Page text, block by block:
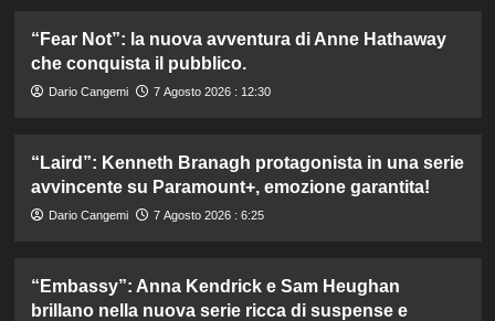
“Fear Not”: la nuova avventura di Anne Hathaway
che conquista il pubblico.
Dario Cangemi 7 Agosto 2026 : 12:30
“Laird”: Kenneth Branagh protagonista in una serie
avvincente su Paramount+, emozione garantita!
Dario Cangemi 7 Agosto 2026 : 6:25
“Embassy”: Anna Kendrick e Sam Heughan
brillano nella nuova serie ricca di suspense e